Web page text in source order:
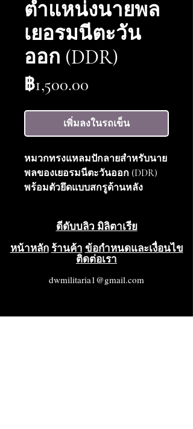
ตำแหน่งนายพล
เยอรมนีตะวัน
ออก (DDR)
฿1,500.00
เพิ่มลงในรถเข็น
หมวกทรงแหลมปักลายสำหรับนาย
พลของเยอรมนีตะวันออก (DDR)
พร้อมตัวยึดแบบสกรูด้านหลัง
ดีดับบลิว มิลิตาเรีย
หน้าหลัก ร้านค้า ข้อกำหนดและเงื่อนไข
ติดต่อเรา
dwmilitaria1@gmail.com